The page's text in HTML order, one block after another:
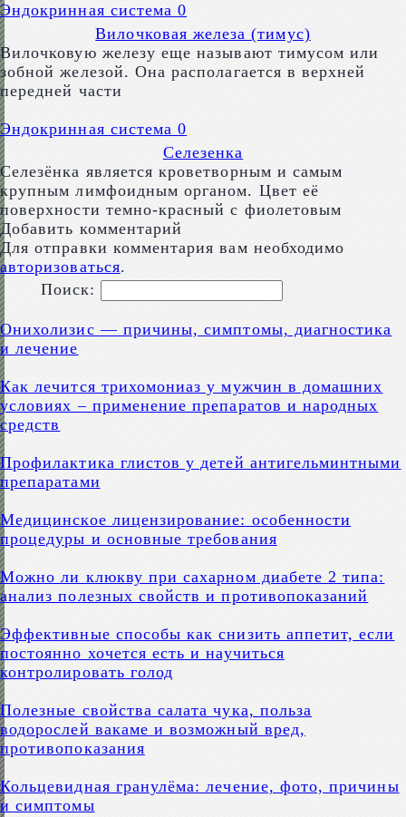
Эндокринная система 0
Вилочковая железа (тимус)
Вилочковую железу еще называют тимусом или
зобной железой. Она располагается в верхней
передней части
Эндокринная система 0
Селезенка
Cелезёнка является кроветворным и самым
крупным лимфоидным органом. Цвет её
поверхности темно-красный с фиолетовым
Добавить комментарий
Для отправки комментария вам необходимо
авторизоваться.
Поиск:
Онихолизис — причины, симптомы, диагностика
и лечение
Как лечится трихомониаз у мужчин в домашних
условиях – применение препаратов и народных
средств
Профилактика глистов у детей антигельминтными
препаратами
Медицинское лицензирование: особенности
процедуры и основные требования
Можно ли клюкву при сахарном диабете 2 типа:
анализ полезных свойств и противопоказаний
Эффективные способы как снизить аппетит, если
постоянно хочется есть и научиться
контролировать голод
Полезные свойства салата чука, польза
водорослей вакаме и возможный вред,
противопоказания
Кольцевидная гранулёма: лечение, фото, причины
и симптомы